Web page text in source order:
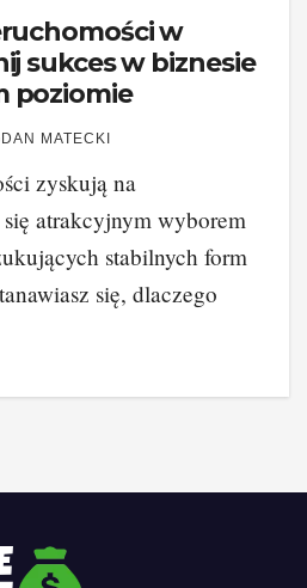
w
sukces w biznesie
poziomie
MATECKI
zyskują na
atrakcyjnym wyborem
stabilnych form
się, dlaczego